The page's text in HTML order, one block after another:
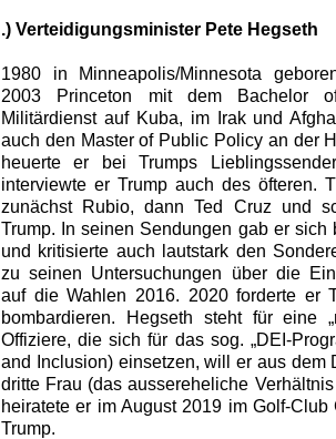
.) Verteidigungsminister Pete Hegseth
1980 in Minneapolis/Minnesota
2003 Princeton mit dem Bachelor
Militärdienst auf Kuba, im Irak und
auch den Master of Public Policy an der
heuerte er bei Trumps
interviewte er Trump auch des öfteren.
zunächst Rubio, dann Ted Cruz und
Trump. In seinen Sendungen gab er sich
und kritisierte auch lautstark den
zu seinen Untersuchungen über die
auf die Wahlen 2016. 2020 forderte er
bombardieren. Hegseth steht für eine
Offiziere, die sich für das sog. „DEI-
and Inclusion) einsetzen, will er aus dem
dritte Frau (das aussereheliche
heiratete er im August 2019 im Golf-
Trump.